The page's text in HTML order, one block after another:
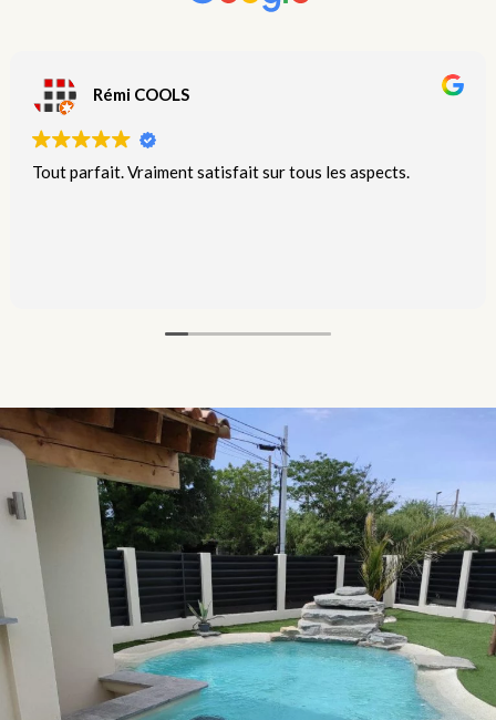
GwM Office
🏊🔝 Lagoon Distribution Corporation est une entreprise